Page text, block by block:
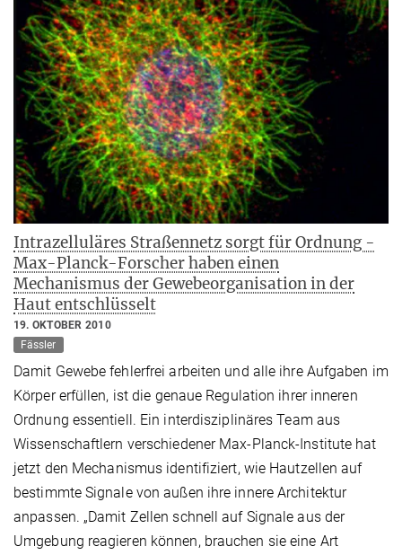
Intrazelluläres Straßennetz sorgt für Ordnung -
Max-Planck-Forscher haben einen
Mechanismus der Gewebeorganisation in der
Haut entschlüsselt
19. OKTOBER 2010
Fässler
Damit Gewebe fehlerfrei arbeiten und alle ihre Aufgaben im
Körper erfüllen, ist die genaue Regulation ihrer inneren
Ordnung essentiell. Ein interdisziplinäres Team aus
Wissenschaftlern verschiedener Max-Planck-Institute hat
jetzt den Mechanismus identifiziert, wie Hautzellen auf
bestimmte Signale von außen ihre innere Architektur
anpassen. „Damit Zellen schnell auf Signale aus der
Umgebung reagieren können, brauchen sie eine Art